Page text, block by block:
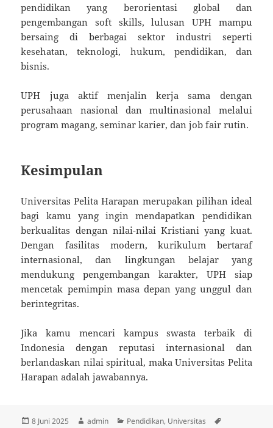
pendidikan yang berorientasi global dan
pengembangan soft skills, lulusan UPH mampu
bersaing di berbagai sektor industri seperti
kesehatan, teknologi, hukum, pendidikan, dan
bisnis.
UPH juga aktif menjalin kerja sama dengan
perusahaan nasional dan multinasional melalui
program magang, seminar karier, dan job fair rutin.
Kesimpulan
Universitas Pelita Harapan merupakan pilihan ideal
bagi kamu yang ingin mendapatkan pendidikan
berkualitas dengan nilai-nilai Kristiani yang kuat.
Dengan fasilitas modern, kurikulum bertaraf
internasional, dan lingkungan belajar yang
mendukung pengembangan karakter, UPH siap
mencetak pemimpin masa depan yang unggul dan
berintegritas.
Jika kamu mencari kampus swasta terbaik di
Indonesia dengan reputasi internasional dan
berlandaskan nilai spiritual, maka Universitas Pelita
Harapan adalah jawabannya.
Diposkan
8 Juni 2025 Penulis
admin Kategori
Pendidikan, Universitas